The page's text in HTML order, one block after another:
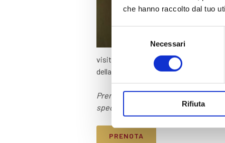
che hanno raccolto dal tuo
Necessari
Rifiuta
visita guidata di circa due ore che
della città.
Prenotando una camera sul nostro
speciale riservato ai nostri ospiti.
PRENOTA